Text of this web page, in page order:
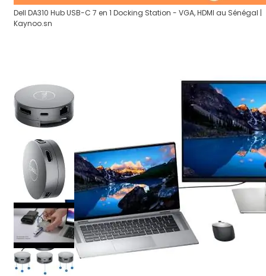
Dell DA310 Hub USB-C 7 en 1 Docking Station - VGA, HDMI au Sénégal |
Kaynoo.sn